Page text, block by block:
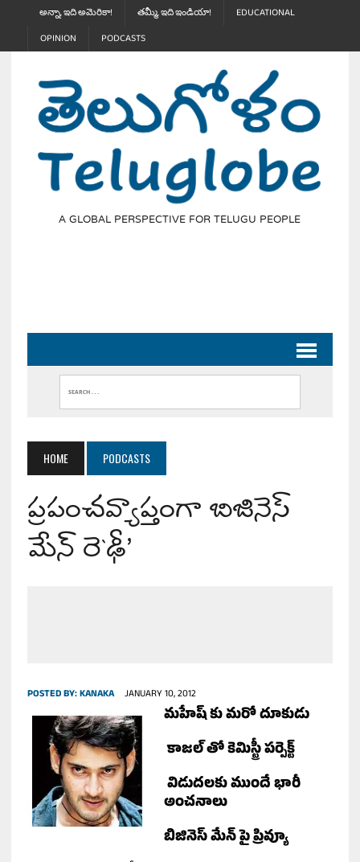
అన్నా, ఇది అమెరికా! తమ్మీ, ఇది ఇండియా!
EDUCATIONAL
OPINION
PODCASTS
A GLOBAL PERSPECTIVE FOR TELUGU PEOPLE
HOME PODCASTS
ప్రపంచవ్యాప్తంగా బిజినెస్
మేన్ రె`ఢీ’
POSTED BY:KANAKA JANUARY 10, 2012
మహేష్ కు మరో దూకుడు
కాజల్ తో కెమిస్ట్రీ పర్పెక్ట్
విడుదలకు ముందే భారీ
అంచనాలు
బిజినెస్ మేన్ పై ప్రివ్యూ